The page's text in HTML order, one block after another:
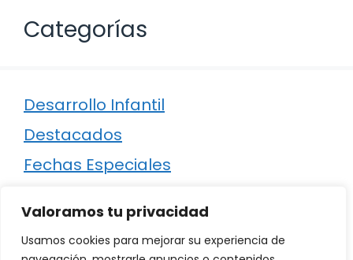
Valoramos tu privacidad
Usamos cookies para mejorar su experiencia de
Categorías
Desarrollo Infantil
Destacados
Fechas Especiales
Regalos